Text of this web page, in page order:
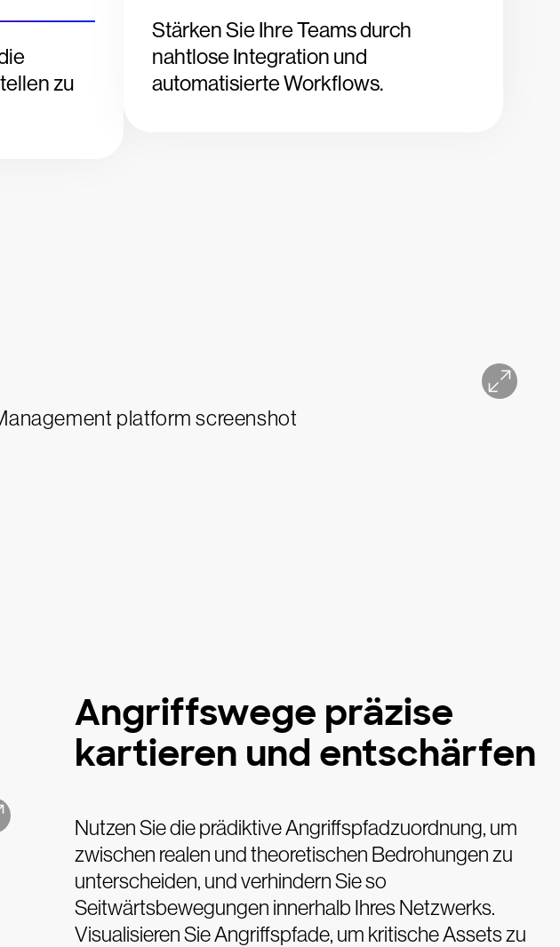
zu
Stärken Sie Ihre Teams durch
nahtlose Integration und
automatisierte Workflows.
Angriffswege präzise
kartieren und entschärfen
Nutzen Sie die prädiktive Angriffspfadzuordnung, um
zwischen realen und theoretischen Bedrohungen zu
unterscheiden, und verhindern Sie so
Seitwärtsbewegungen innerhalb Ihres Netzwerks.
Visualisieren Sie Angriffspfade, um kritische Assets zu